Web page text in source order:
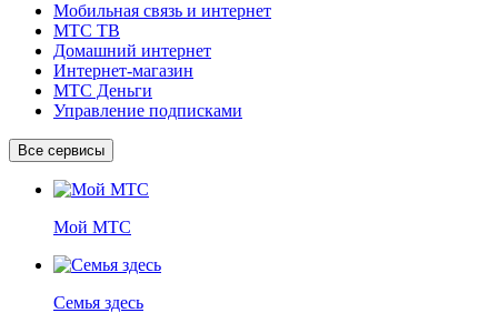
Мобильная связь и интернет
МТС ТВ
Домашний интернет
Интернет-магазин
МТС Деньги
Управление подписками
Все сервисы
Мой МТС
Семья здесь